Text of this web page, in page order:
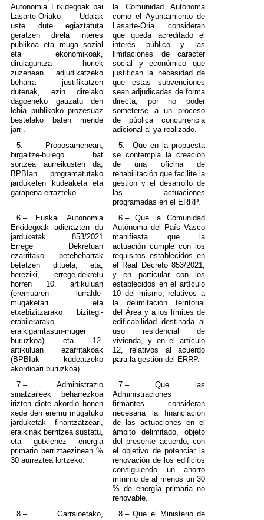
Autonomia Erkidegoak bai
Lasarte-Oriako Udalak
uste dute egiaztatuta
geratzen direla interes
publikoa eta muga sozial
eta ekonomikoak,
dirulaguntza horiek
zuzenean adjudikatzeko
beharra justifikatzen
dutenak, ezin direlako
dagoeneko gauzatu den
lehia publikoko prozesuaz
bestelako baten mende
jarri.
la Comunidad Autónoma
como el Ayuntamiento de
Lasarte-Oria consideran
que queda acreditado el
interés público y las
limitaciones de carácter
social y económico que
justifican la necesidad de
que estas subvenciones
sean adjudicadas de forma
directa, por no poder
someterse a un proceso
de pública concurrencia
adicional al ya realizado.
5.– Proposamenean,
birgaitze-bulego bat
sortzea aurreikusten da,
BPBIan programatutako
jarduketen kudeaketa eta
garapena errazteko.
5.– Que en la propuesta
se contempla la creación
de una oficina de
rehabilitación que facilite la
gestión y el desarrollo de
las actuaciones
programadas en el ERRP.
6.– Euskal Autonomia
Erkidegoak adierazten du
jarduketak 853/2021
Errege Dekretuan
ezarritako betebeharrak
betetzen dituela, eta,
bereziki, errege-dekretu
horren 10. artikuluan
(eremuaren lurralde-
mugaketari eta
etxebizitzarako bizitegi-
erabilerarako
eraikigarritasun-mugei
buruzkoa) eta 12.
artikuluan ezarritakoak
(BPBIak kudeatzeko
akordioari buruzkoa).
6.– Que la Comunidad
Autónoma del País Vasco
manifiesta que la
actuación cumple con los
requisitos establecidos en
el Real Decreto 853/2021,
y en particular con los
establecidos en el artículo
10 del mismo, relativos a
la delimitación territorial
del Área y a los límites de
edificabilidad destinada al
uso residencial de
vivienda, y en el artículo
12, relativos al acuerdo
para la gestión del ERRP.
7.– Administrazio
sinatzaileek beharrezkoa
irizten diote akordio honen
xede den eremu mugatuko
jarduketak finantzatzeari,
eraikinak berritzea sustatu,
eta gutxienez energia
primario berriztaezinean %
30 aurreztea lortzeko.
7.– Que las
Administraciones
firmantes consideran
necesaria la financiación
de las actuaciones en el
ámbito delimitado, objeto
del presente acuerdo, con
el objetivo de potenciar la
renovación de los edificios
consiguiendo un ahorro
mínimo de al menos un 30
% de energía primaria no
renovable.
8.– Garraioetako,
8.– Que el Ministerio de